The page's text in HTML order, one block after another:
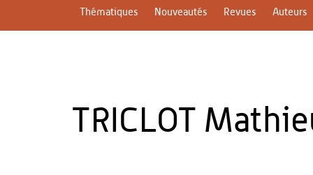
Thématiques Nouveautés Revues Auteurs
TRICLOT